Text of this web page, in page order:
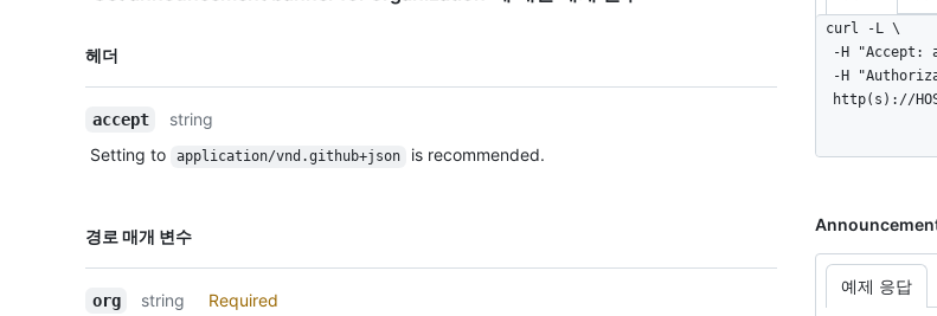
헤더
이름,
accept
string
Setting to
application/vnd.github+json is recommended.
경로 매개 변수
이름,
org string
Required
curl -L \
http(s)://
예제 응답